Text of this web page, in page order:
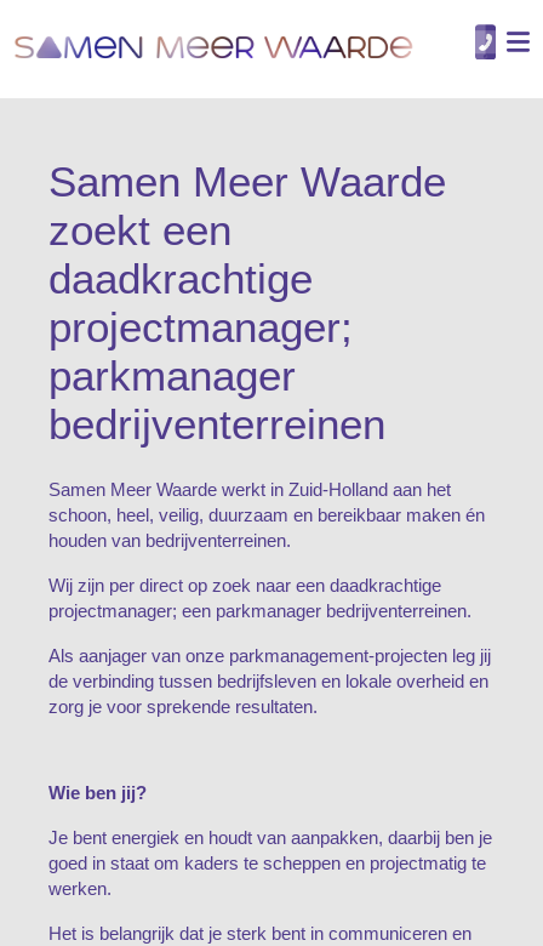
Samen Meer Waarde
zoekt een
daadkrachtige
projectmanager;
parkmanager
bedrijventerreinen
Samen Meer Waarde werkt in Zuid-Holland aan het
schoon, heel, veilig, duurzaam en bereikbaar maken én
houden van bedrijventerreinen.
Wij zijn per direct op zoek naar een daadkrachtige
projectmanager; een parkmanager bedrijventerreinen.
Als aanjager van onze parkmanagement-projecten leg jij
de verbinding tussen bedrijfsleven en lokale overheid en
zorg je voor sprekende resultaten.
Wie ben jij?
Je bent energiek en houdt van aanpakken, daarbij ben je
goed in staat om kaders te scheppen en projectmatig te
werken.
Het is belangrijk dat je sterk bent in communiceren en